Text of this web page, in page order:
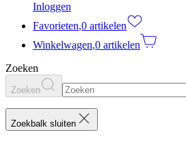
Inloggen
Favorieten,0 artikelen
Winkelwagen,0 artikelen
Zoeken
Zoeken
Zoekbalk sluiten